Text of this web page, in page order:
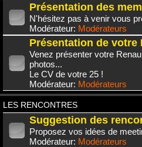
Présentation des
N'hésitez pas à venir vous
Modérateur: Modérateurs
Présentation de votre
Venez présenter votre
photos...
Le CV de votre 25 !
Modérateur: Modérateurs
LES RENCONTRES
Suggestion des
Proposez vos idées de
Modérateur: Modérateurs